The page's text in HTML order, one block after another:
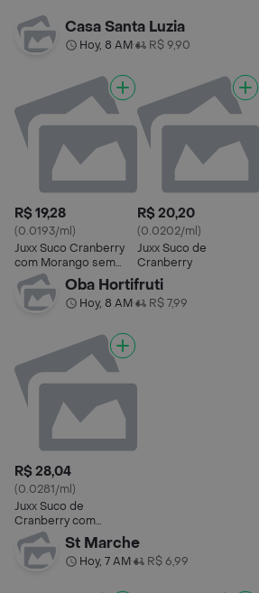
Casa Santa Luzia
Hoy, 8 AM• R$ 9,90
R$ 19,28
(0.0193/ml)
Juxx Suco Cranberry
com Morango sem
Açúcar
R$ 20,20
(0.0202/ml)
Juxx Suco de
Cranberry
Oba Hortifruti
Hoy, 8 AM• R$ 7,99
R$ 28,04
(0.0281/ml)
Juxx Suco de
Cranberry com
Morango
St Marche
Hoy, 7 AM• R$ 6,99